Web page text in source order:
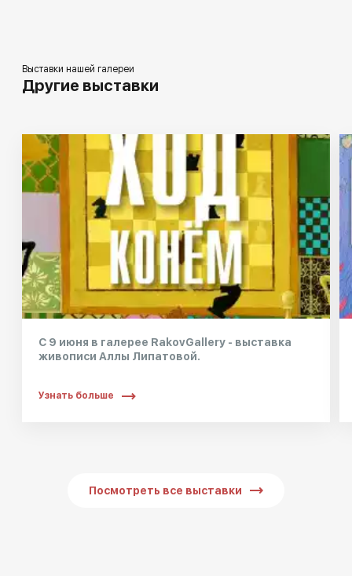
Выставки нашей галереи
Другие выставки
С 9 июня в галерее RakovGallery - выставка
живописи Аллы Липатовой.
Узнать больше
Посмотреть все выставки